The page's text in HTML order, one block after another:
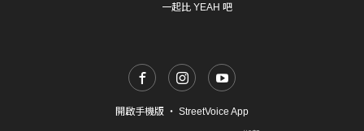
一起比 YEAH 吧
開啟手機版 ・ StreetVoice App